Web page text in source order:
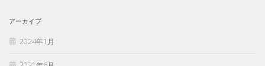
アーカイブ
2024年1月